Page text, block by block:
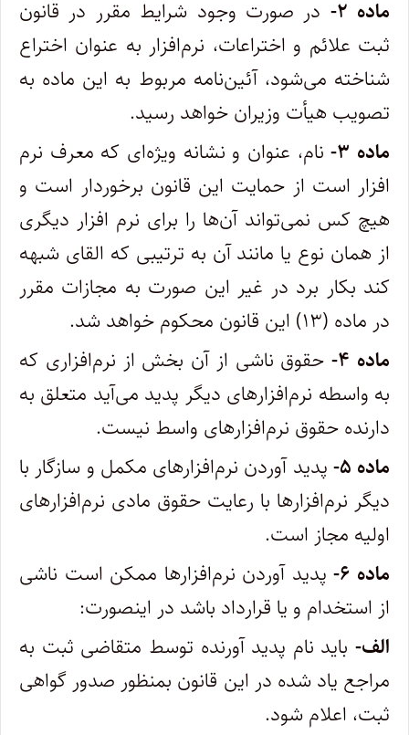
ماده ۲-
در صورت وجود شرایط مقرر در قانون
ثبت علائم و اختراعات، نرم‌افزار به عنوان اختراع
شناخته می‌شود، آئین‌نامه مربوط به این ماده به
‌تصویب هیأت وزیران خواهد رسید.
ماده ۳-
نام، عنوان و نشانه ویژه‌ای که معرف نرم
افزار است از حمایت این قانون برخوردار است و
هیچ کس نمی‌تواند آن‌ها را برای نرم افزار دیگری‌
از همان نوع یا مانند آن به ترتیبی که القای شبهه
کند بکار برد در غیر این صورت به مجازات مقرر
در ماده (۱۳) این قانون محکوم خواهد شد.
ماده ۴-
حقوق ناشی از آن بخش از نرم‌افزاری که
به واسطه نرم‌افزارهای دیگر پدید می‌آید متعلق به
دارنده حقوق نرم‌افزارهای واسط نیست.
ماده ۵-
پدید آوردن نرم‌افزارهای مکمل و سازگار با
دیگر نرم‌افزارها با رعایت حقوق مادی نرم‌افزارهای
اولیه مجاز است. ‌
ماده ۶-
پدید آوردن نرم‌افزارها ممکن است ناشی
از استخدام و یا قرارداد باشد در اینصورت:
‌الف- باید نام پدید آورنده توسط متقاضی ثبت به
مراجع یاد شده در این قانون بمنظور صدور گواهی
ثبت، اعلام شود.